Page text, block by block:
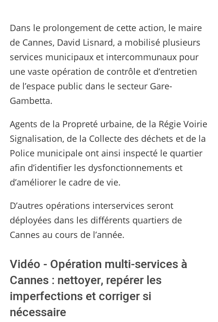
Dans le prolongement de cette action, le maire
de Cannes, David Lisnard, a mobilisé plusieurs
services municipaux et intercommunaux pour
une vaste opération de contrôle et d’entretien
de l’espace public dans le secteur Gare-
Gambetta.
Agents de la Propreté urbaine, de la Régie Voirie
Signalisation, de la Collecte des déchets et de la
Police municipale ont ainsi inspecté le quartier
afin d’identifier les dysfonctionnements et
d’améliorer le cadre de vie.
D’autres opérations interservices seront
déployées dans les différents quartiers de
Cannes au cours de l’année.
Vidéo - Opération multi-services à
Cannes : nettoyer, repérer les
imperfections et corriger si
nécessaire